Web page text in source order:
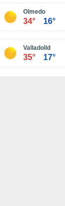
Olmedo
34° 16°
Valladolid
35° 17°